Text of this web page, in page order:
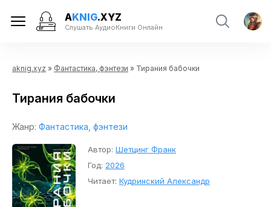
AKNIG.XYZ
Слушать АудиоКниги Онлайн
aknig.xyz » Фантастика, фэнтези » Тирания бабочки
Тирания бабочки
Жанр: Фантастика, фэнтези
Автор: Шетцинг Франк
Год: 2026
Читает: Кудринский Александр